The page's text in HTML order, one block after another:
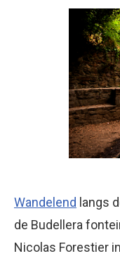
Wandelend langs
de Budellera
Nicolas Forestier